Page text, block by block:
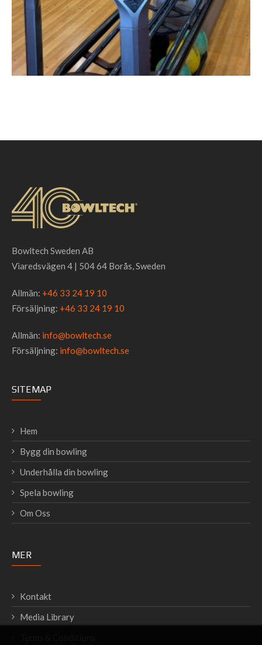
Bowltech Sweden AB
Viaredsvägen 4 | 504 64 Borås, Sweden
Allmän: +46 33 24 19 10
Försäljning: +46 33 24 19 10
Allmän: info@bowltech.se
Försäljning: info@bowltech.se
SITEMAP
Hem
Bygg din bowling
Underhålla din bowling
Spela bowling
Om Oss
MER
Kontakt
Media Library